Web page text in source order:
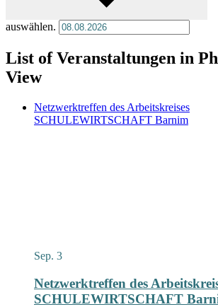
auswählen.
List of Veranstaltungen in
View
Netzwerktreffen des Arbeitskreises
SCHULEWIRTSCHAFT Barnim
Sep. 3
Netzwerktreffen des
SCHULEWIRTSCHAFT